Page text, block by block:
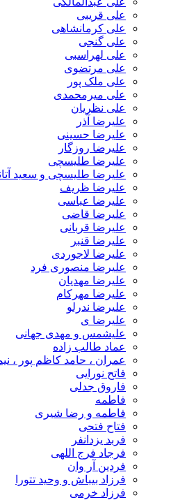
علی قریبی
علی کرمانشاهی
علی گنجی
علی لهراسبی
علی مرتضوی
علی ملک پور
علی میرمحمدی
علی نظریان
علیرضا آذر
علیرضا حسینی
علیرضا روزگار
علیرضا طلیسچی
علیرضا طلیسچی و سعید آتانی
علیرضا ظریف
علیرضا عباسی
علیرضا قاضی
علیرضا قربانی
علیرضا قنبر
علیرضا لاجوردی
علیرضا منصوری فرد
علیرضا مهدیان
علیرضا مهرکام
علیرضا ندرلو
علیرضا ی
علیشمس و مهدی جهانی
عماد طالب زاده
عمران ، حامد کاظم پور ، نیما حنجر
فاتح نورایی
فاروق جدلی
فاطمه
فاطمه و رضا شیری
فتاح فتحی
فربد یزدانفر
فرجاد فرج اللهی
فردین آر وان
فرزاد بیباش و وحید تتورا
فرزاد خرمی